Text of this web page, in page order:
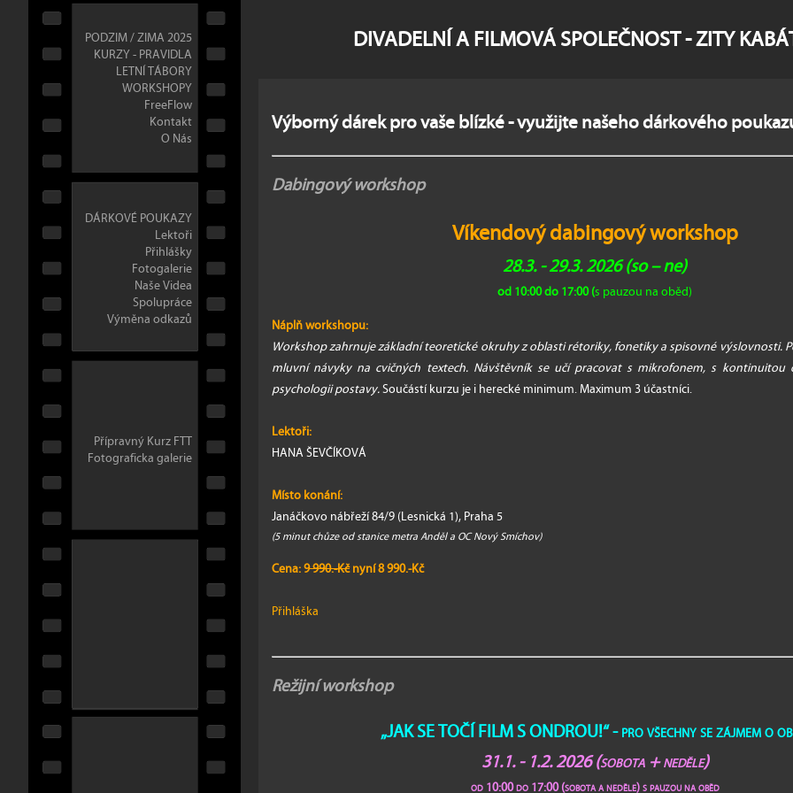
PODZIM / ZIMA 2025
KURZY - PRAVIDLA
LETNÍ TÁBORY
WORKSHOPY
FreeFlow
Kontakt
O Nás
DÁRKOVÉ POUKAZY
Lektoři
Přihlášky
Fotogalerie
Naše Videa
Spolupráce
Výměna odkazů
Přípravný Kurz FTT
Fotograficka galerie
DIVADELNÍ A FILMOVÁ SPOLEČNOST - ZITY
Výborný dárek pro vaše blízké - využijte našeho dárkového
Dabingový workshop
Víkendový dabingový workshop
28.3. - 29.3. 2026(so – ne)
od 10:00 do 17:00 (s pauzou na oběd)
Náplň workshopu:
Workshop zahrnuje základní teoretické okruhy z oblasti rétoriky, fonetiky a spisovné výslovnosti.
mluvní návyky na cvičných textech. Návštěvník se učí pracovat s mikrofonem, s kontinuitou
psychologii postavy.Součástí kurzu je i herecké minimum. Maximum 3 účastníci.
Lektoři:
HANA ŠEVČÍKOVÁ
Místo konání:
Janáčkovo nábřeží 84/9 (Lesnická 1), Praha 5
(5 minut chůze od stanice metra Anděl a OC Nový Smíchov)
Cena: 9990.-Kčnyní 8 990.-Kč
Přihláška
Režijní workshop
„JAK SE TOČÍ FILM S ONDROU!“ - pro všechny se zájmem o
31.1. - 1.2. 2026(sobota + neděle)
od 10:00 do 17:00 (sobota a neděle)s pauzou na oběd